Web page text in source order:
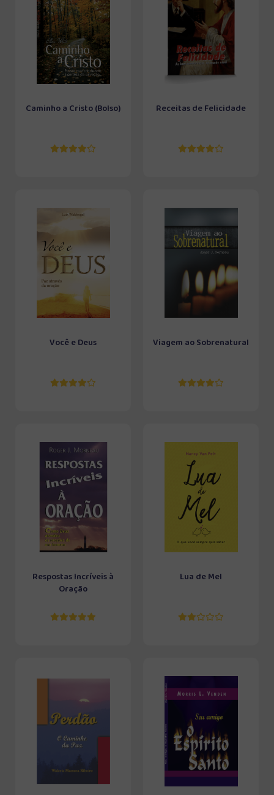
Caminho a Cristo (Bolso) Receitas de Felicidade
Você e Deus Viagem ao Sobrenatural
Respostas Incríveis à
Oração
Lua de Mel